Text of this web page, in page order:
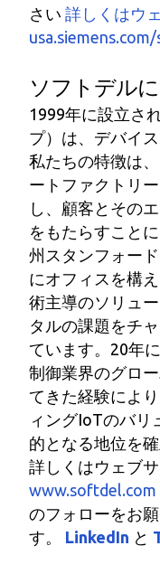
さい詳しくはウ
ソフトデル
1999年に設立さ
プ）は、デバイ
私たちの特徴は
ートファクトリ
し、顧客とその
をもたらすこと
州スタンフォー
にオフィスを構
術主導のソリュ
タルの課題をチ
ています。20年
制御業界のグロ
てきた経験によ
ィングIoTのバリ
的となる地位を確
詳しくはウェブ
www.softdel.com
のフォローをお
す。 LinkedIn と